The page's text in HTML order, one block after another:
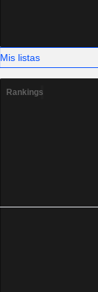
Mis listas
Rankings